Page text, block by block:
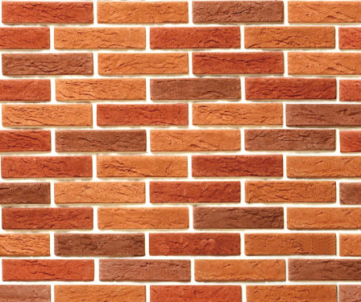
(xi) 不時發出與本公司業務有
或類似形式）。在直接市場推
意，否則本公司不能使用閣下
(xii) 聯同第三方商戶向閣下提
零售產品或服務（包括但不限
香水及化裝品、酒類、香煙及
時尚飾品、袋及行李箱、珠寶
電子及電器產品、電腦軟件及
•金融、保險、銀行及信用卡；
•運輸、旅遊及住宿；
•體育、消閒、康樂及娛樂；
•慈善或非牟利事務；
•電訊產品及服務；及